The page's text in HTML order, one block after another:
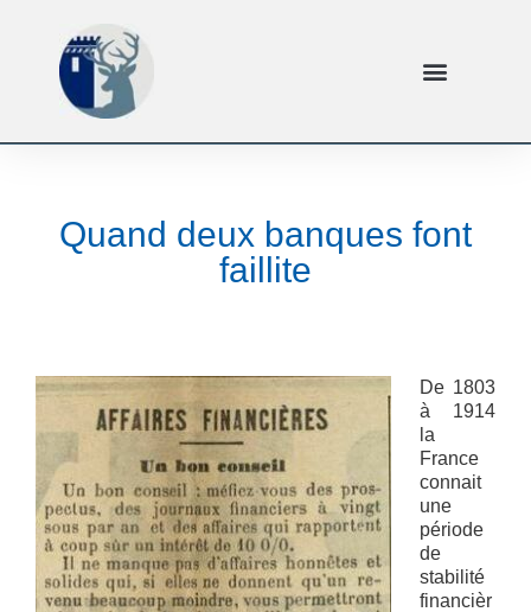
Quand deux banques font
faillite
De 1803
à 1914
la
France
connait
une
période
de
stabilité
financièr